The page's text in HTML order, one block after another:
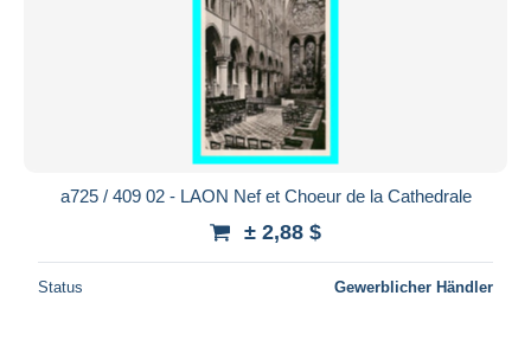
a725 / 409 02 - LAON Nef et Choeur de la Cathedrale
± 2,88 $
Status Gewerblicher Händler